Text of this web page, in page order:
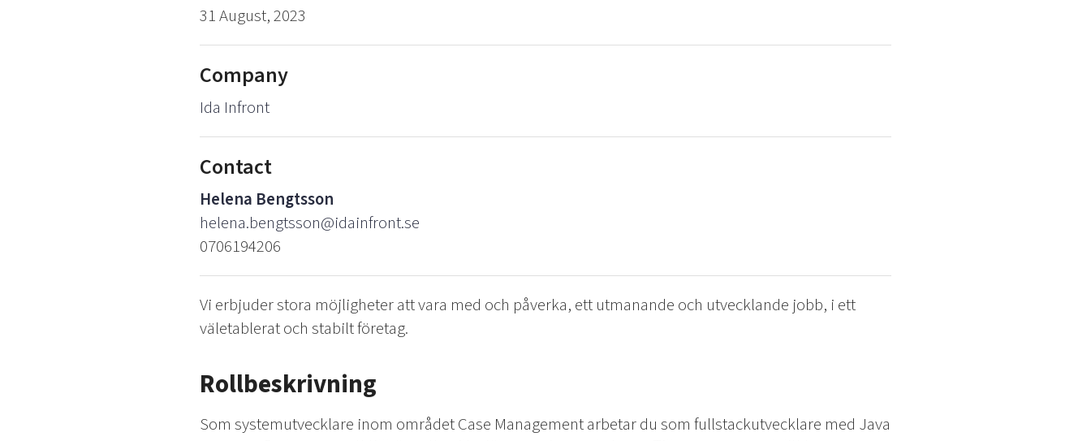
31 August, 2023
Company
Ida Infront
Contact
Helena Bengtsson
helena.bengtsson@idainfront.se
0706194206
Vi erbjuder stora möjligheter att vara med och påverka, ett utmanande och utvecklande jobb, i ett
väletablerat och stabilt företag.
Rollbeskrivning
Som systemutvecklare inom området Case Management arbetar du som fullstackutvecklare med Java